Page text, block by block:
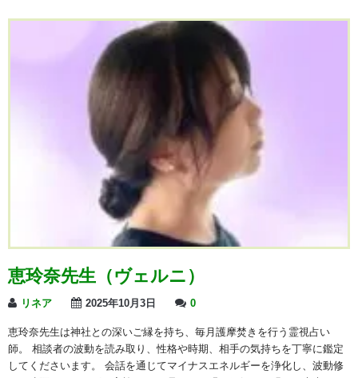
恵玲奈先生（ヴェルニ）
リネア 2025年10月3日 0
恵玲奈先生は神社との深いご縁を持ち、毎月護摩焚きを行う霊視占い
師。 相談者の波動を読み取り、性格や時期、相手の気持ちを丁寧に鑑定
してくださいます。 会話を通じてマイナスエネルギーを浄化し、波動修